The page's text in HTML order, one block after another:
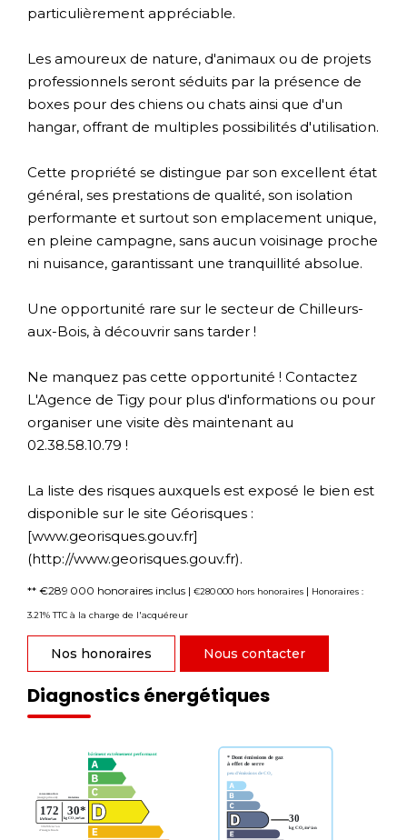
particulièrement appréciable.
Les amoureux de nature, d'animaux ou de projets
professionnels seront séduits par la présence de
boxes pour des chiens ou chats ainsi que d'un
hangar, offrant de multiples possibilités d'utilisation.
Cette propriété se distingue par son excellent état
général, ses prestations de qualité, son isolation
performante et surtout son emplacement unique,
en pleine campagne, sans aucun voisinage proche
ni nuisance, garantissant une tranquillité absolue.
Une opportunité rare sur le secteur de Chilleurs-
aux-Bois, à découvrir sans tarder !
Ne manquez pas cette opportunité ! Contactez
L'Agence de Tigy pour plus d'informations ou pour
organiser une visite dès maintenant au
02.38.58.10.79 !
La liste des risques auxquels est exposé le bien est
disponible sur le site Géorisques :
[www.georisques.gouv.fr]
(http://www.georisques.gouv.fr).
** €289 000 honoraires inclus | €280 000 hors honoraires | Honoraires :
3.21% TTC à la charge de l'acquéreur
Nos honoraires Nous contacter
Diagnostics énergétiques